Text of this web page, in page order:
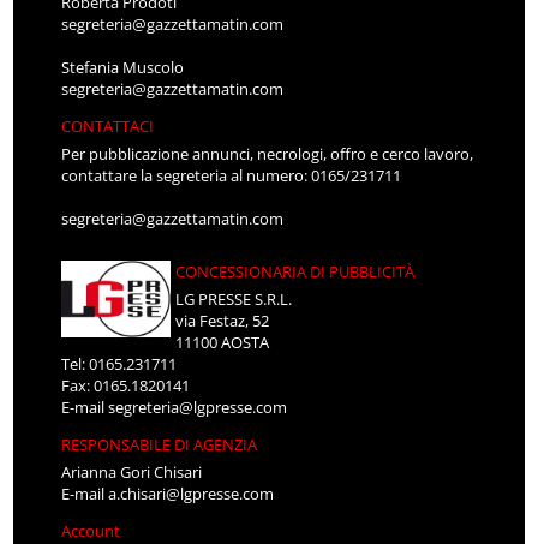
segreteria@gazzettamatin.com
Stefania Muscolo
segreteria@gazzettamatin.com
CONTATTACI
Per pubblicazione annunci, necrologi, offro e cerco lavoro,
contattare la segreteria al numero: 0165/231711
segreteria@gazzettamatin.com
CONCESSIONARIA DI PUBBLICITÀ
LG PRESSE S.R.L.
via Festaz, 52
11100 AOSTA
Tel: 0165.231711
Fax: 0165.1820141
E-mailsegreteria@lgpresse.com
RESPONSABILE DI AGENZIA
Arianna Gori Chisari
E-maila.chisari@lgpresse.com
Account